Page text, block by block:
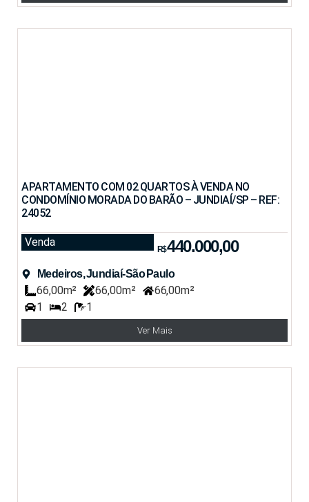
APARTAMENTO COM 02 QUARTOS À VENDA NO
CONDOMÍNIO MORADA DO BARÃO – JUNDIAÍ/SP – REF:
24052
Venda
R$440.000,00
Medeiros, Jundiaí-São Paulo
66,00m² 66,00m²
66,00m²
1
2 1
Ver Mais